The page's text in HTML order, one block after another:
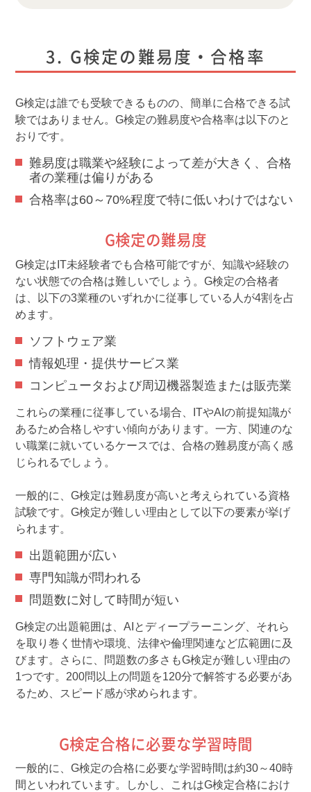
G検定の難易度・合格率
G検定は誰でも受験できるものの、簡単に合格できる試
験ではありません。G検定の難易度や合格率は以下のと
おりです。
難易度は職業や経験によって差が大きく、合格
者の業種は偏りがある
合格率は60～70%程度で特に低いわけではない
G検定の難易度
G検定はIT未経験者でも合格可能ですが、知識や経験の
ない状態での合格は難しいでしょう。G検定の合格者
は、以下の3業種のいずれかに従事している人が4割を占
めます。
ソフトウェア業
情報処理・提供サービス業
コンピュータおよび周辺機器製造または販売業
これらの業種に従事している場合、ITやAIの前提知識が
あるため合格しやすい傾向があります。一方、関連のな
い職業に就いているケースでは、合格の難易度が高く感
じられるでしょう。
一般的に、G検定は難易度が高いと考えられている資格
試験です。G検定が難しい理由として以下の要素が挙げ
られます。
出題範囲が広い
専門知識が問われる
問題数に対して時間が短い
G検定の出題範囲は、AIとディープラーニング、それら
を取り巻く世情や環境、法律や倫理関連など広範囲に及
びます。さらに、問題数の多さもG検定が難しい理由の
1つです。200問以上の問題を120分で解答する必要があ
るため、スピード感が求められます。
G検定合格に必要な学習時間
一般的に、G検定の合格に必要な学習時間は約30～40時
間といわれています。しかし、これはG検定合格におけ